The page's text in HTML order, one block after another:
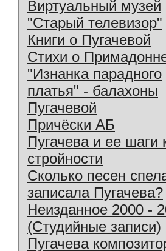
Виртуальный музей
"Старый телевизор"
Книги о Пугачевой
Стихи о
"Изнанка парадного
платья" - балахоны
Пугачевой
Причёски АБ
Пугачева и ее шаги
стройности
Сколько песен
записала Пугачева?
Неизданное 2000 -
(Студийные записи)
Пугачева